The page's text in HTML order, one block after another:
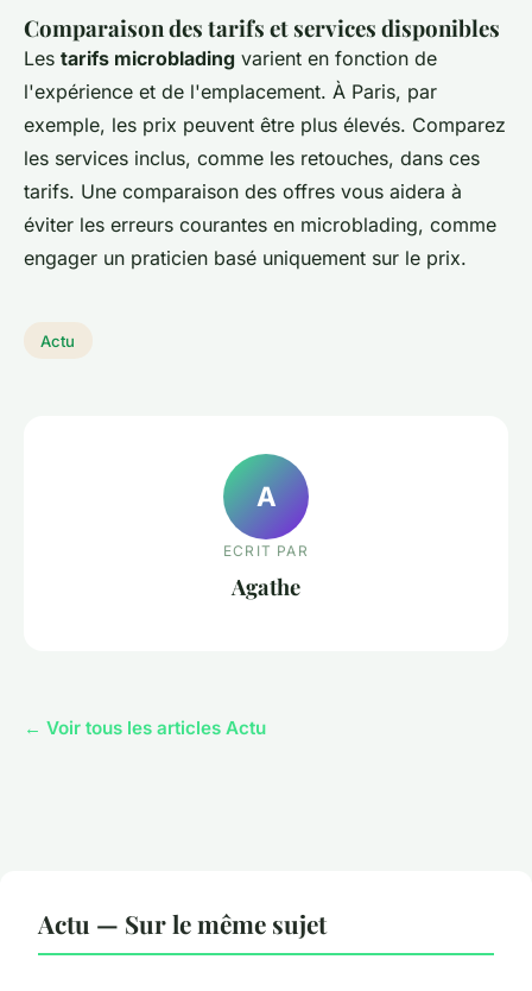
Comparaison des tarifs et services disponibles
Les tarifs microblading varient en fonction de
l'expérience et de l'emplacement. À Paris, par
exemple, les prix peuvent être plus élevés. Comparez
les services inclus, comme les retouches, dans ces
tarifs. Une comparaison des offres vous aidera à
éviter les erreurs courantes en microblading, comme
engager un praticien basé uniquement sur le prix.
Actu
A
ECRIT PAR
Agathe
← Voir tous les articles Actu
Actu — Sur le même sujet